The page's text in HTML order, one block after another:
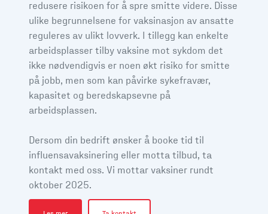
redusere risikoen for å spre smitte videre. Disse
ulike begrunnelsene for vaksinasjon av ansatte
reguleres av ulikt lovverk. I tillegg kan enkelte
arbeidsplasser tilby vaksine mot sykdom det
ikke nødvendigvis er noen økt risiko for smitte
på jobb, men som kan påvirke sykefravær,
kapasitet og beredskapsevne på
arbeidsplassen.
Dersom din bedrift ønsker å booke tid til
influensavaksinering eller motta tilbud, ta
kontakt med oss. Vi mottar vaksiner rundt
oktober 2025.